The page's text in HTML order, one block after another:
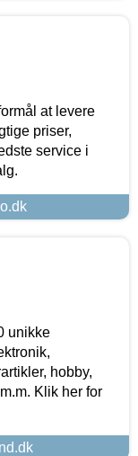
at levere
priser,
service i
unikke
hobby,
Klik her for